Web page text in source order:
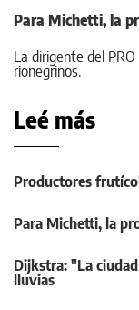
Para Michetti, la
La dirigente del
rionegrinos.
Leé más
Productores
Para Michetti, la
Dijkstra: "La
lluvias